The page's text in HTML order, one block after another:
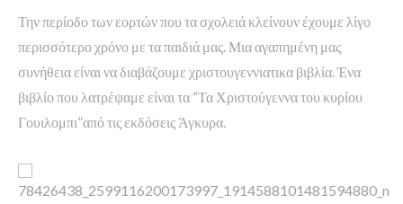
Την περίοδο των εορτών που τα σχολειά κλείνουν έχουμε λίγο
περισσότερο χρόνο με τα παιδιά μας. Μια αγαπημένη μας
συνήθεια είναι να διαβάζουμε χριστουγεννιατικα βιβλία. Ένα
βιβλίο που λατρέψαμε είναι τα “Τα Χριστούγεννα του κυρίου
Γουιλομπι”από τις εκδόσεις Άγκυρα.